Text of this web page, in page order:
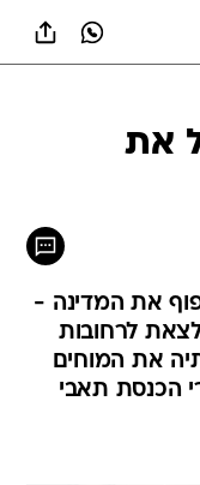
את
את המדינה -
לרחובות
את המוחים
הכנסת תאבי